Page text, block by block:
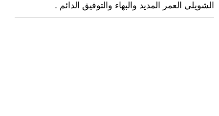
الشويلي العمر المديد والبهاء والتوفيق الدائم .